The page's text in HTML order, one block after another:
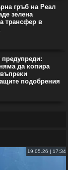
гръб на Реал
зелена
трансфер в
да копира
подобрения
19.05.26 | 17:34